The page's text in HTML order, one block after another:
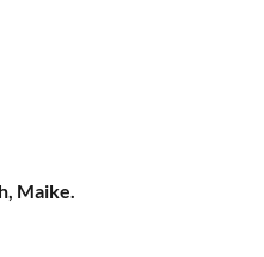
Maike.